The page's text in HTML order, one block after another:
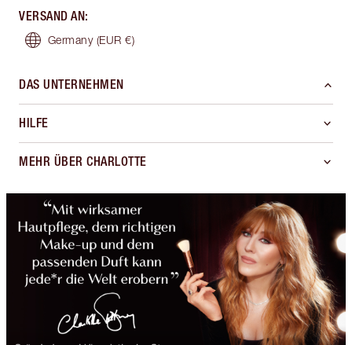
VERSAND AN:
Germany (EUR €)
DAS UNTERNEHMEN
HILFE
MEHR ÜBER CHARLOTTE